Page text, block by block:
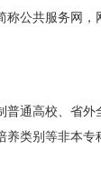
公共服务网，
普通高校、省
养类别等非本